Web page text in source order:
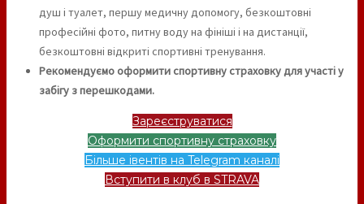
душ і туалет, першу медичну допомогу, безкоштовні
професійні фото, питну воду на фініші і на дистанції,
безкоштовні відкриті спортивні тренування.
Рекомендуємо оформити спортивну страховку для участі у
забігу з перешкодами.
Зареєструватися
Оформити спортивну страховку
Більше івентів на Telegram каналі
Вступити в клуб в STRAVA